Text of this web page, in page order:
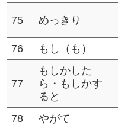
75 めっきり
76
もし（も）
77
もしかした
ら・もしかす
ると
78 やがて